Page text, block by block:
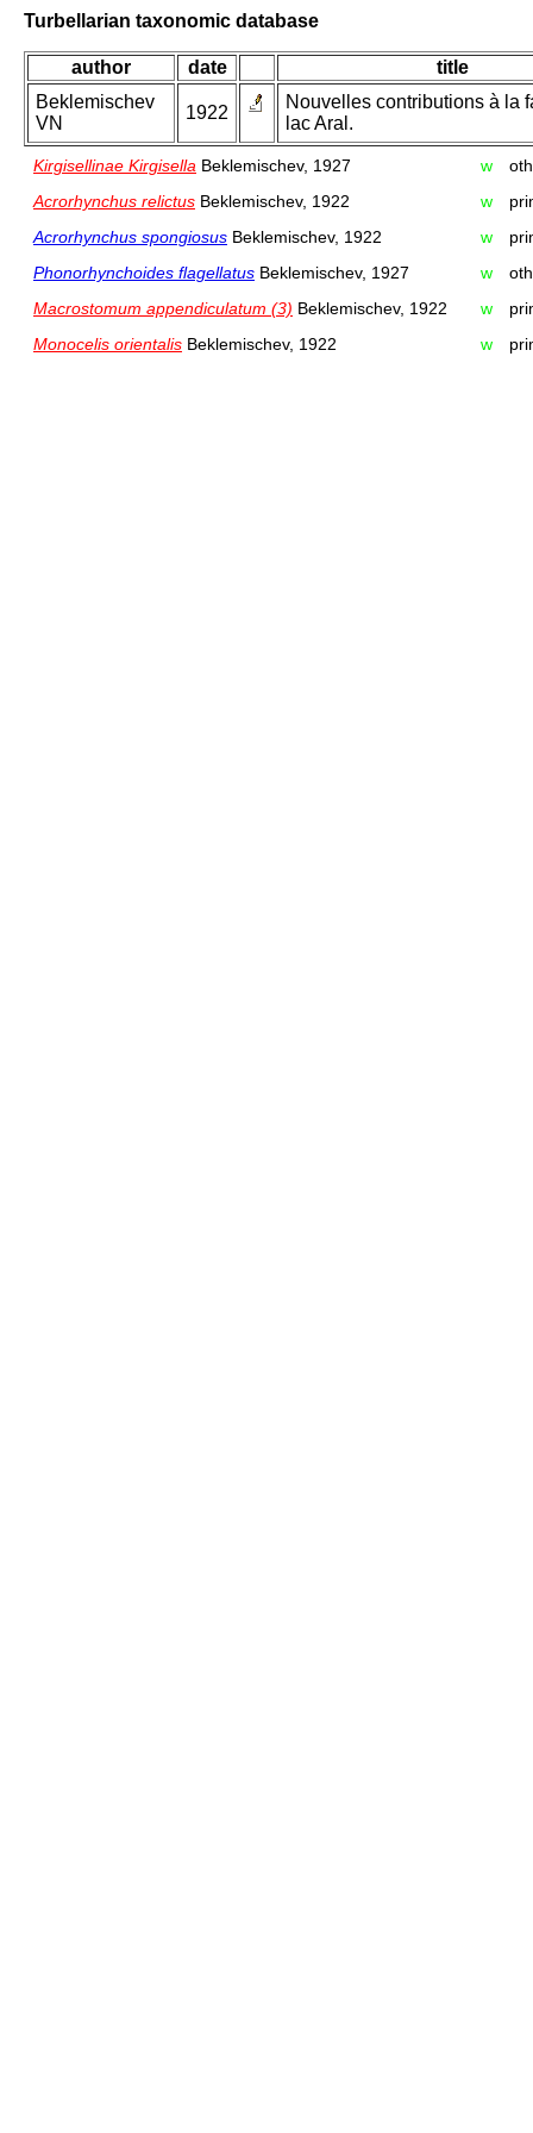
Turbellarian taxonomic database
author date
title
Beklemischev
VN
1922
Nouvelles contributions à la
lac Aral.
Kirgisellinae Kirgisella Beklemischev, 1927 w
Acrorhynchus relictus Beklemischev, 1922 w
Acrorhynchus spongiosus Beklemischev, 1922 w
Phonorhynchoides flagellatus Beklemischev, 1927 w
Macrostomum appendiculatum (3) Beklemischev, 1922 w
Monocelis orientalis Beklemischev, 1922 w